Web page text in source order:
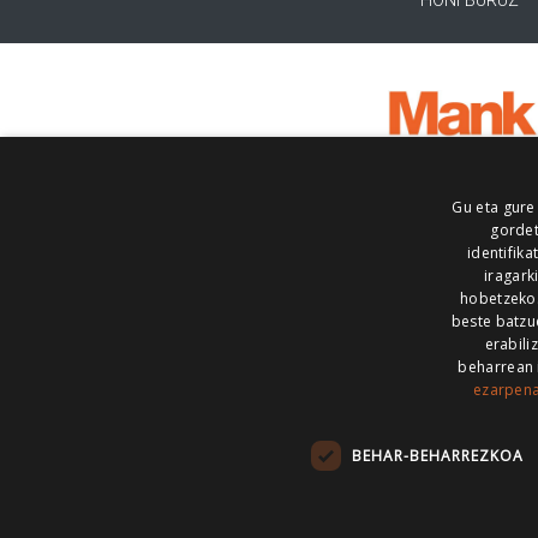
ALEA
MAILOPE NOAUA
Gu eta
hobetzeko.
beste
beharrean
BEHAR-BEHARREZKOA